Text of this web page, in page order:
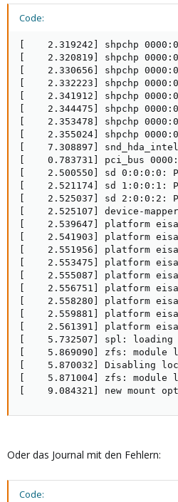
Code:
[    2.319242] shpchp
[    2.320819] shpchp
[    2.330656] shpchp
[    2.332223] shpchp
[    2.341912] shpchp
[    2.344475] shpchp
[    2.353478] shpchp
[    2.355024] shpchp
[    7.308897]
[    0.783731] pci_bus
[    2.500550] sd 0:0:0:0:
[    2.521174] sd 1:0:0:1:
[    2.525037] sd 2:0:0:2:
[    2.525107] device-
[    2.539647] platform
[    2.541903] platform
[    2.551956] platform
[    2.553475] platform
[    2.555087] platform
[    2.556751] platform
[    2.558280] platform
[    2.559881] platform
[    2.561391] platform
[    5.732507] spl:
[    5.869090] zfs: module
[    5.870032] Disabling
[    5.871004] zfs: module
[    9.084321] new mount
Oder das Journal mit den Fehlern:
Code: